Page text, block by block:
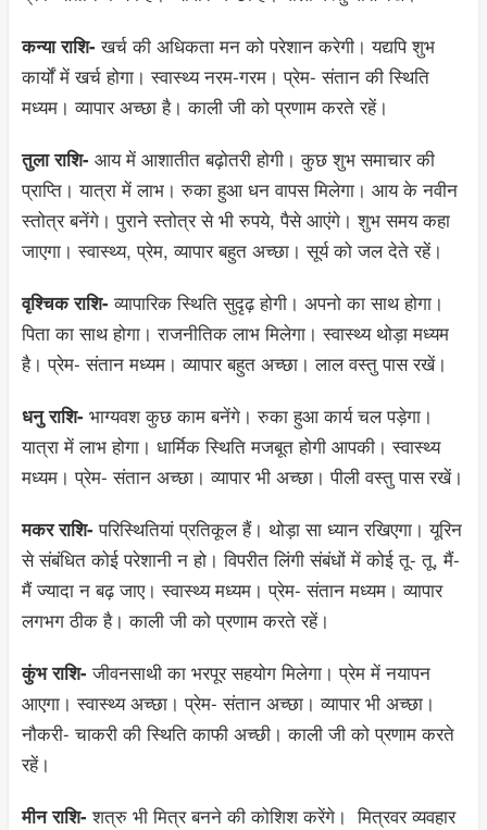
कन्या राशि- खर्च की अधिकता मन को परेशान करेगी। यद्यपि शुभ
कार्यों में खर्च होगा। स्वास्थ्य नरम-गरम। प्रेम- संतान की स्थिति
मध्यम। व्यापार अच्छा है। काली जी को प्रणाम करते रहें।
तुला राशि- आय में आशातीत बढ़ोतरी होगी। कुछ शुभ समाचार की
प्राप्ति। यात्रा में लाभ। रुका हुआ धन वापस मिलेगा। आय के नवीन
स्तोत्र बनेंगे। पुराने स्तोत्र से भी रुपये, पैसे आएंगे। शुभ समय कहा
जाएगा। स्वास्थ्य, प्रेम, व्यापार बहुत अच्छा। सूर्य को जल देते रहें।
वृश्चिक राशि-व्यापारिक स्थिति सुदृढ़ होगी। अपनो का साथ होगा।
पिता का साथ होगा। राजनीतिक लाभ मिलेगा। स्वास्थ्य थोड़ा मध्यम
है। प्रेम- संतान मध्यम। व्यापार बहुत अच्छा। लाल वस्तु पास रखें।
धनु राशि- भाग्यवश कुछ काम बनेंगे। रुका हुआ कार्य चल पड़ेगा।
यात्रा में लाभ होगा। धार्मिक स्थिति मजबूत होगी आपकी। स्वास्थ्य
मध्यम। प्रेम- संतान अच्छा। व्यापार भी अच्छा। पीली वस्तु पास रखें।
मकर राशि-परिस्थितियां प्रतिकूल हैं। थोड़ा सा ध्यान रखिएगा। यूरिन
से संबंधित कोई परेशानी न हो। विपरीत लिंगी संबंधों में कोई तू- तू, मैं-
मैं ज्यादा न बढ़ जाए। स्वास्थ्य मध्यम। प्रेम- संतान मध्यम। व्यापार
लगभग ठीक है। काली जी को प्रणाम करते रहें।
कुंभ राशि- जीवनसाथी का भरपूर सहयोग मिलेगा। प्रेम में नयापन
आएगा। स्वास्थ्य अच्छा। प्रेम- संतान अच्छा। व्यापार भी अच्छा।
नौकरी- चाकरी की स्थिति काफी अच्छी। काली जी को प्रणाम करते
रहें।
मीन राशि-शत्रु भी मित्र बनने की कोशिश करेंगे। मित्रवर व्यवहार